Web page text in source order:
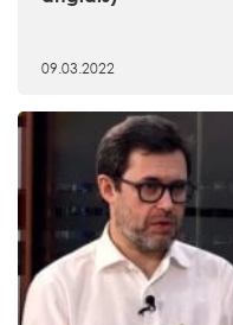
09.03.2022